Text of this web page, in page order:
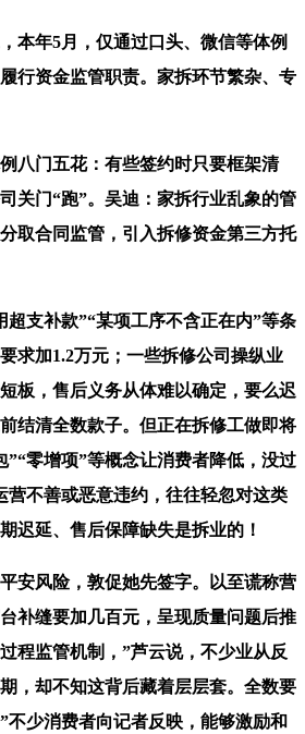
年5月，仅通过口头、微信等体例
行资金监管职责。家拆环节繁杂、专
门五花：有些签约时只要框架清
关门“跑”。吴迪：家拆行业乱象的管
取合同监管，引入拆修资金第三方托
支补款”“某项工序不含正在内”等条
求加1.2万元；一些拆修公司操纵业
板，售后义务从体难以确定，要么迟
结清全数款子。但正在拆修工做即将
”“零增项”等概念让消费者降低，没过
营不善或恶意违约，往往轻忽对这类
迟延、售后保障缺失是拆业的！
风险，敦促她先签字。以至谎称营
补缝要加几百元，呈现质量问题后推
程监管机制，”芦云说，不少业从反
，却不知这背后藏着层层套。全数要
不少消费者向记者反映，能够激励和